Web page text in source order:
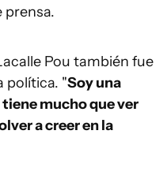
prensa.
Pou también fue
política. "Soy una
mucho que ver
a creer en la